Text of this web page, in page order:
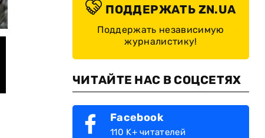
© Олег Синегубов/TelegramПОДДЕРЖАТЬ ZN.UA
Поддержать независимую
журналистику!
ЧИТАЙТЕ НАС В СОЦСЕТЯХ
Facebook
110 K+ читателей